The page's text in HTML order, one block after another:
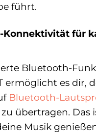
führt.
Konnektivität für
Bluetooth-
ermöglicht es dir,
Bluetooth-
übertragen. Das
Musik